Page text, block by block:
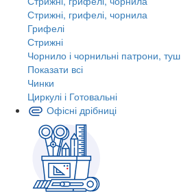
Стрижні, грифелі, чорнила
Грифелі
Стрижні
Чорнило і чорнильні патрони, туш
Показати всі
Чинки
Циркулі і Готовальні
Офісні дрібниці